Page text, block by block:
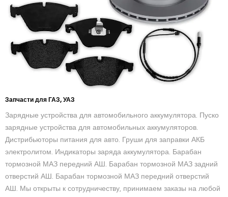
Запчасти для ГАЗ, УАЗ
Зарядные устройства для автомобильного аккумулятора. Пуско
зарядные устройства для автомобильных аккумуляторов.
Дистрибьюторы питания для авто. Груши для заправки АКБ
электролитом. Индикаторы заряда аккумулятора. Барабан
тормозной МАЗ передний АШ. Барабан тормозной МАЗ задний
отверстий АШ. Барабан тормозной МАЗ передний отверстий
АШ. Мы открыты к сотрудничеству, принимаем заказы на любой